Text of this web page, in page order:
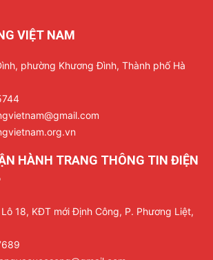
VIỆT NAM
phường Khương Đình, Thành phố Hà
HÀNH TRANG THÔNG TIN ĐIỆN
18, KĐT mới Định Công, P. Phương Liệt,